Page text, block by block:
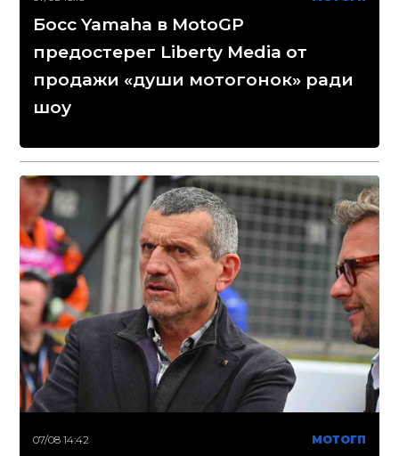
Босс Yamaha в MotoGP
предостерег Liberty Media от
продажи «души мотогонок» ради
шоу
07/08 14:42 МОТОГП